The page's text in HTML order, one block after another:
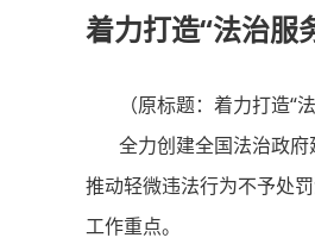
着力打造“法治服
（原标题：着力打造“法
全力创建全国法治政府
推动轻微违法行为不予处
工作重点。